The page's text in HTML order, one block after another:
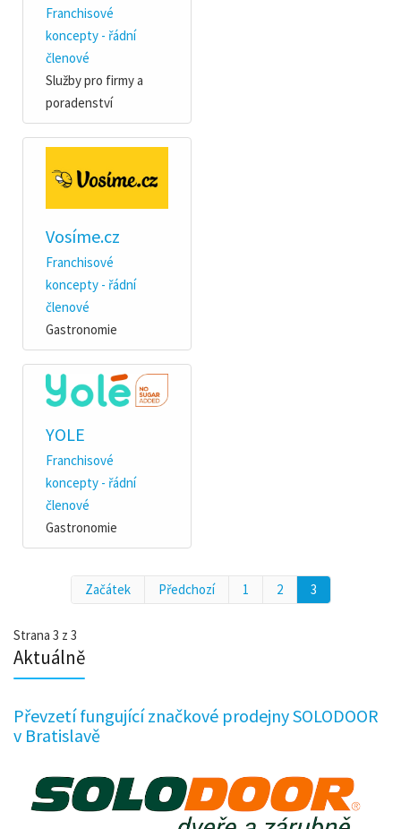
Franchisové
koncepty - řádní
členové
Služby pro firmy a
poradenství
Vosíme.cz
Franchisové
koncepty - řádní
členové
Gastronomie
YOLE
Franchisové
koncepty - řádní
členové
Gastronomie
Začátek Předchozí 1 2 3
Strana 3 z 3
Aktuálně
Převzetí fungující značkové prodejny SOLODOOR
v Bratislavě